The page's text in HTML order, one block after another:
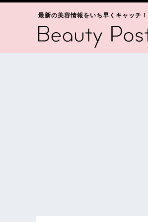
最新の美容情報をいち早くキャッチ！